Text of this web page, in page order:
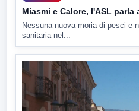
Miasmi e Calore, l'ASL
Nessuna nuova moria di pesci e
sanitaria nel...